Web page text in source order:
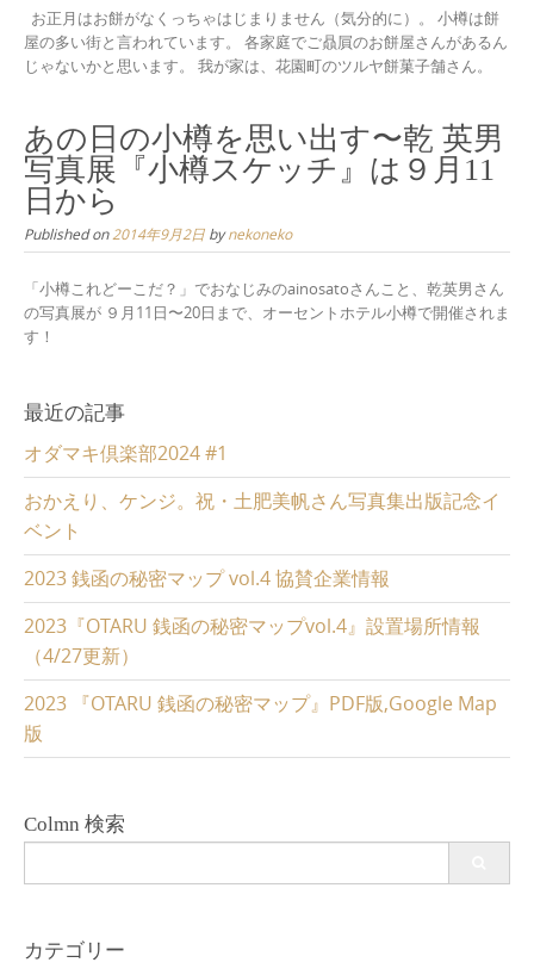
お正月はお餅がなくっちゃはじまりません（気分的に）。 小樽は餅
屋の多い街と言われています。 各家庭でご贔屓のお餅屋さんがあるん
じゃないかと思います。 我が家は、花園町のツルヤ餅菓子舗さん。
あの日の小樽を思い出す〜乾 英男
写真展『小樽スケッチ』は９月11
日から
Published on2014年9月2日 bynekoneko
「小樽これどーこだ？」でおなじみのainosatoさんこと、乾英男さん
の写真展が ９月11日〜20日まで、オーセントホテル小樽で開催されま
す！
最近の記事
オダマキ倶楽部2024 #1
おかえり、ケンジ。祝・土肥美帆さん写真集出版記念イ
ベント
2023 銭函の秘密マップ vol.4 協賛企業情報
2023『OTARU 銭函の秘密マップvol.4』設置場所情報
（4/27更新）
2023 『OTARU 銭函の秘密マップ』PDF版,Google Map
版
Colmn 検索
カテゴリー